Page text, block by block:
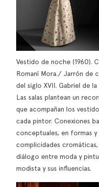
Vestido de noche (1960).
Romaní Mora./ Jarrón de
del siglo XVII. Gabriel de
Las salas plantean un
que acompañan los
cada pintor. Conexiones
conceptuales, en formas
complicidades
diálogo entre moda y
modista y sus influencias.